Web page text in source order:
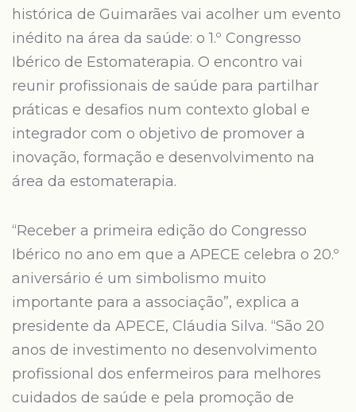
histórica de Guimarães vai acolher um evento
inédito na área da saúde: o 1.º Congresso
Ibérico de Estomaterapia. O encontro vai
reunir profissionais de saúde para partilhar
práticas e desafios num contexto global e
integrador com o objetivo de promover a
inovação, formação e desenvolvimento na
área da estomaterapia.
“Receber a primeira edição do Congresso
Ibérico no ano em que a APECE celebra o 20.º
aniversário é um simbolismo muito
importante para a associação”, explica a
presidente da APECE, Cláudia Silva. “São 20
anos de investimento no desenvolvimento
profissional dos enfermeiros para melhores
cuidados de saúde e pela promoção de